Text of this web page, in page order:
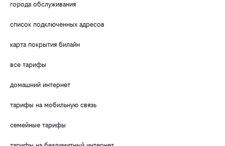
города обслуживания
список подключенных адресов
карта покрытия билайн
все тарифы
домашний интернет
тарифы на мобильную связь
семейные тарифы